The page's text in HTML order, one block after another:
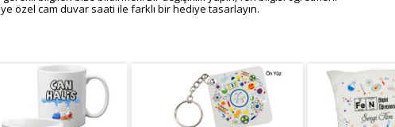
özel cam duvar saati ile farklı bir hediye tasarlayın.